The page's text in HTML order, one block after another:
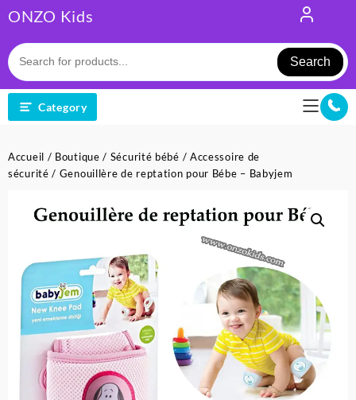
to
content
ONZO Kids
Search
Category
Accueil / Boutique / Sécurité bébé / Accessoire de
sécurité / Genouillère de reptation pour Bébe – Babyjem